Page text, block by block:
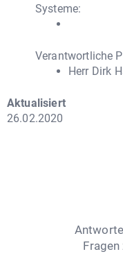
Systeme:
Verantwortliche
Herr Dirk
Aktualisiert
26.02.2020